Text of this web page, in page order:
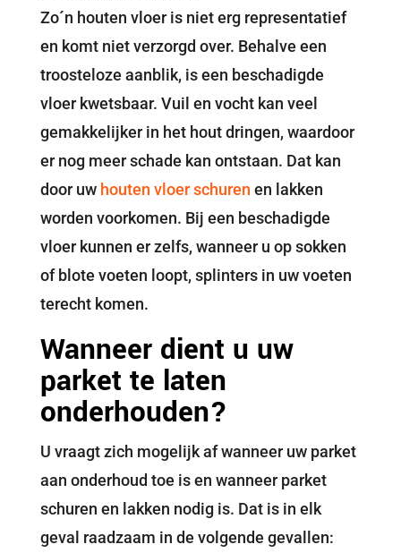
Zo´n houten vloer is niet erg representatief
en komt niet verzorgd over. Behalve een
troosteloze aanblik, is een beschadigde
vloer kwetsbaar. Vuil en vocht kan veel
gemakkelijker in het hout dringen, waardoor
er nog meer schade kan ontstaan. Dat kan
door uw houten vloer schuren en lakken
worden voorkomen. Bij een beschadigde
vloer kunnen er zelfs, wanneer u op sokken
of blote voeten loopt, splinters in uw voeten
terecht komen.
Wanneer dient u uw
parket te laten
onderhouden?
U vraagt zich mogelijk af wanneer uw parket
aan onderhoud toe is en wanneer parket
schuren en lakken nodig is. Dat is in elk
geval raadzaam in de volgende gevallen: